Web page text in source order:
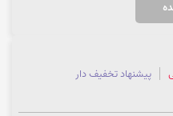
پیشنهاد تخفیف دار